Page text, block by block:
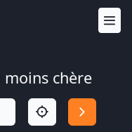
chère